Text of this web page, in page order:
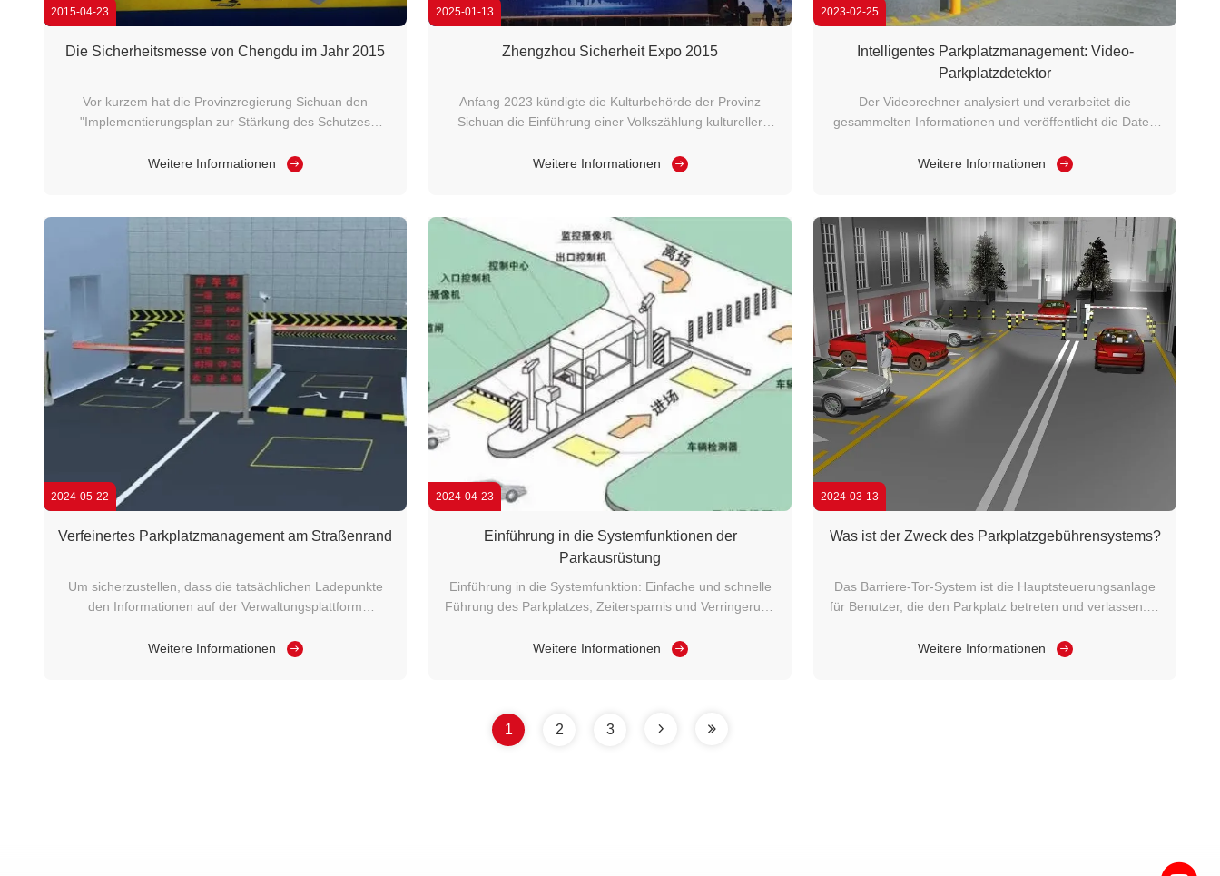
2015-04-23
Die Sicherheitsmesse von Chengdu im Jahr 2015
Vor kurzem hat die Provinzregierung Sichuan den
"Implementierungsplan zur Stärkung des Schutzes
der Provinz Sichuan" veröffentlicht.mit dem Ziel, die
Weitere Informationen
2025-01-13
Zhengzhou Sicherheit Expo 2015
Anfang 2023 kündigte die Kulturbehörde der Provinz
Sichuan die Einführung einer Volkszählung kultureller
Status der Kulturerbestressourcen umfassend zu
Weitere Informationen
2023-02-25
Intelligentes Parkplatzmanagement: Video-
Parkplatzdetektor
Der Videorechner analysiert und verarbeitet die
gesammelten Informationen und veröffentlicht die Daten
Führungsbildschirm auf dem Gelände, um die Fahrzeuge
Zwischenzeit ...
Weitere Informationen
2024-05-22
Verfeinertes Parkplatzmanagement am Straßenrand
Um sicherzustellen, dass die tatsächlichen Ladepunkte
den Informationen auf der Verwaltungsplattform
Straßenparkplätzen standardisiert werden.Durchführung
Weitere Informationen
2024-04-23
Einführung in die Systemfunktionen der
Parkausrüstung
Einführung in die Systemfunktion: Einfache und schnelle
Führung des Parkplatzes, Zeitersparnis und Verringerung
die Auslastung des Parkplatzes, rationelle
Weitere Informationen
2024-03-13
Was ist der Zweck des Parkplatzgebührensystems?
Das Barriere-Tor-System ist die Hauptsteuerungsanlage
für Benutzer, die den Parkplatz betreten und verlassen.Es
und somit das Öffnen und Schließen des Schranktores
Weitere Informationen
1 2 3